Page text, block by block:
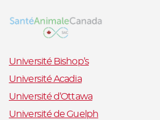
Université Bishop’s
Université Acadia
Université d’Ottawa
Université de Guelph